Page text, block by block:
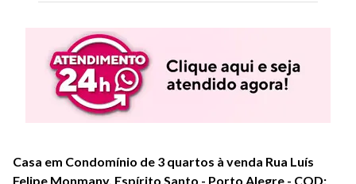
Casa em Condomínio de 3 quartos à venda Rua Luís
Felipe Monmany, Espírito Santo - Porto Alegre - COD: